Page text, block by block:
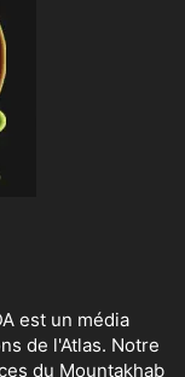
est un média
de l'Atlas. Notre
du Mountakhab